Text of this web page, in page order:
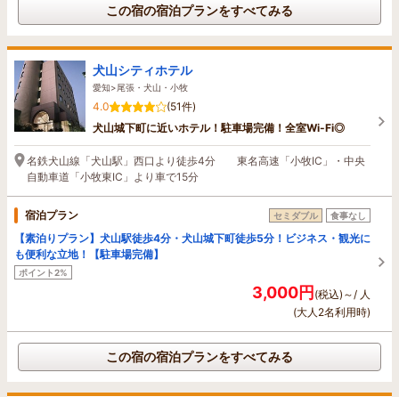
この宿の宿泊プランをすべてみる
犬山シティホテル
愛知>尾張・犬山・小牧
4.0
(51件)
犬山城下町に近いホテル！駐車場完備！全室Wi-Fi◎
名鉄犬山線「犬山駅」西口より徒歩4分 東名高速「小牧IC」・中央
自動車道「小牧東IC」より車で15分
宿泊プラン セミダブル 食事なし
【素泊りプラン】犬山駅徒歩4分・犬山城下町徒歩5分！ビジネス・観光に
も便利な立地！【駐車場完備】
ポイント2%
3,000円(税込)～/ 人
(大人2名利用時)
この宿の宿泊プランをすべてみる